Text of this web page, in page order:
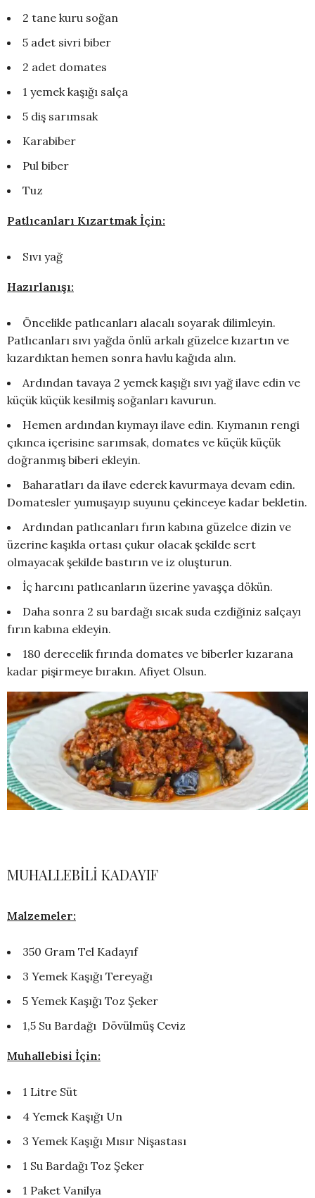
2 tane kuru soğan
5 adet sivri biber
2 adet domates
1 yemek kaşığı salça
5 diş sarımsak
Karabiber
Pul biber
Tuz
Patlıcanları Kızartmak İçin:
Sıvı yağ
Hazırlanışı:
Öncelikle patlıcanları alacalı soyarak dilimleyin.
Patlıcanları sıvı yağda önlü arkalı güzelce kızartın ve
kızardıktan hemen sonra havlu kağıda alın.
Ardından tavaya 2 yemek kaşığı sıvı yağ ilave edin ve
küçük küçük kesilmiş soğanları kavurun.
Hemen ardından kıymayı ilave edin. Kıymanın rengi
çıkınca içerisine sarımsak, domates ve küçük küçük
doğranmış biberi ekleyin.
Baharatları da ilave ederek kavurmaya devam edin.
Domatesler yumuşayıp suyunu çekinceye kadar bekletin.
Ardından patlıcanları fırın kabına güzelce dizin ve
üzerine kaşıkla ortası çukur olacak şekilde sert
olmayacak şekilde bastırın ve iz oluşturun.
İç harcını patlıcanların üzerine yavaşça dökün.
Daha sonra 2 su bardağı sıcak suda ezdiğiniz salçayı
fırın kabına ekleyin.
180 derecelik fırında domates ve biberler kızarana
kadar pişirmeye bırakın. Afiyet Olsun.
MUHALLEBİLİ KADAYIF
Malzemeler:
350 Gram Tel Kadayıf
3 Yemek Kaşığı Tereyağı
5 Yemek Kaşığı Toz Şeker
1,5 Su Bardağı Dövülmüş Ceviz
Muhallebisi İçin:
1 Litre Süt
4 Yemek Kaşığı Un
3 Yemek Kaşığı Mısır Nişastası
1 Su Bardağı Toz Şeker
1 Paket Vanilya